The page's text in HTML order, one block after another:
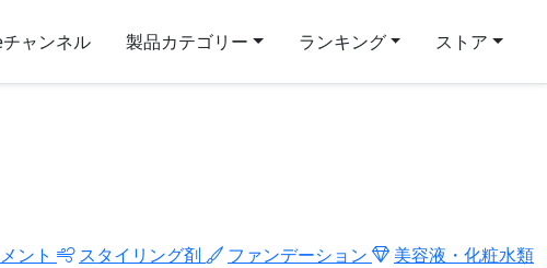
ャンネル 製品カテゴリー ランキング ストア
ント スタイリング剤 ファンデーション
美容液・化粧水類